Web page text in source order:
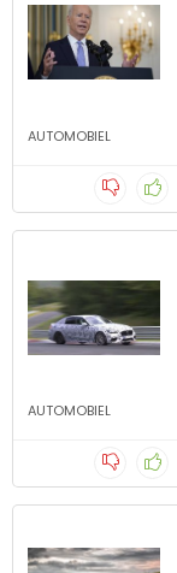
AUTOMOBIEL
AUTOMOBIEL